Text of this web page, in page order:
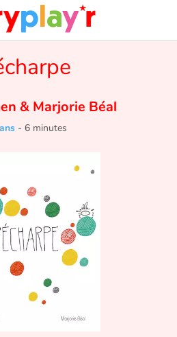
&Marjorie Béal
- 6 minutes